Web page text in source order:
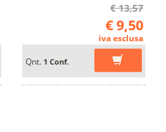
€ 13,57
€ 9,50
iva esclusa
Qnt. 1 Conf.